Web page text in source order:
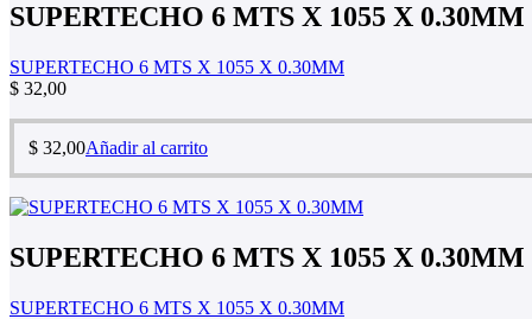
SUPERTECHO 6 MTS X 1055 X 0.30MM
SUPERTECHO 6 MTS X 1055 X 0.30MM
$ 32,00
$ 32,00Añadir al carrito
SUPERTECHO 6 MTS X 1055 X 0.30MM
SUPERTECHO 6 MTS X 1055 X 0.30MM